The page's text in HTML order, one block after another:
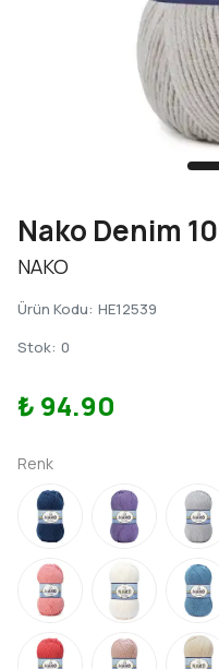
Nako Denim
NAKO
Ürün Kodu: HE12539
Stok: 0
₺ 94.90
Renk